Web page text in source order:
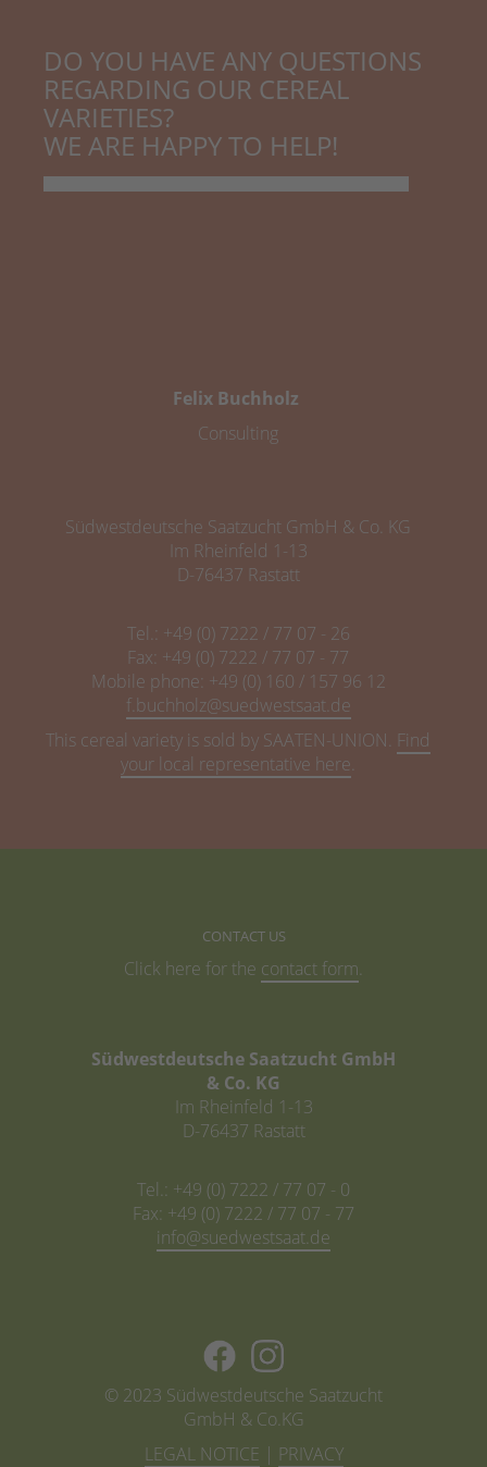
DO YOU HAVE ANY QUESTIONS
REGARDING OUR CEREAL
VARIETIES?
WE ARE HAPPY TO HELP!
Felix Buchholz
Consulting
Südwestdeutsche Saatzucht GmbH & Co. KG
Im Rheinfeld 1-13
D-76437 Rastatt
Tel.: +49 (0) 7222 / 77 07 - 26
Fax: +49 (0) 7222 / 77 07 - 77
Mobile phone: +49 (0) 160 / 157 96 12
f.buchholz@
This cereal variety is sold by SAATEN-UNION. Find
your local representative here.
CONTACT US
Click here for the contact form.
Südwestdeutsche Saatzucht GmbH
& Co. KG
Im Rheinfeld 1-13
D-76437 Rastatt
Tel.: +49 (0) 7222 / 77 07 - 0
Fax: +49 (0) 7222 / 77 07 - 77
info@
© 2023 Südwestdeutsche Saatzucht
GmbH & Co.KG
LEGAL NOTICE | PRIVACY